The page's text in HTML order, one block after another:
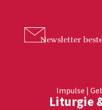
Newsletter
Impulse |
Liturgie